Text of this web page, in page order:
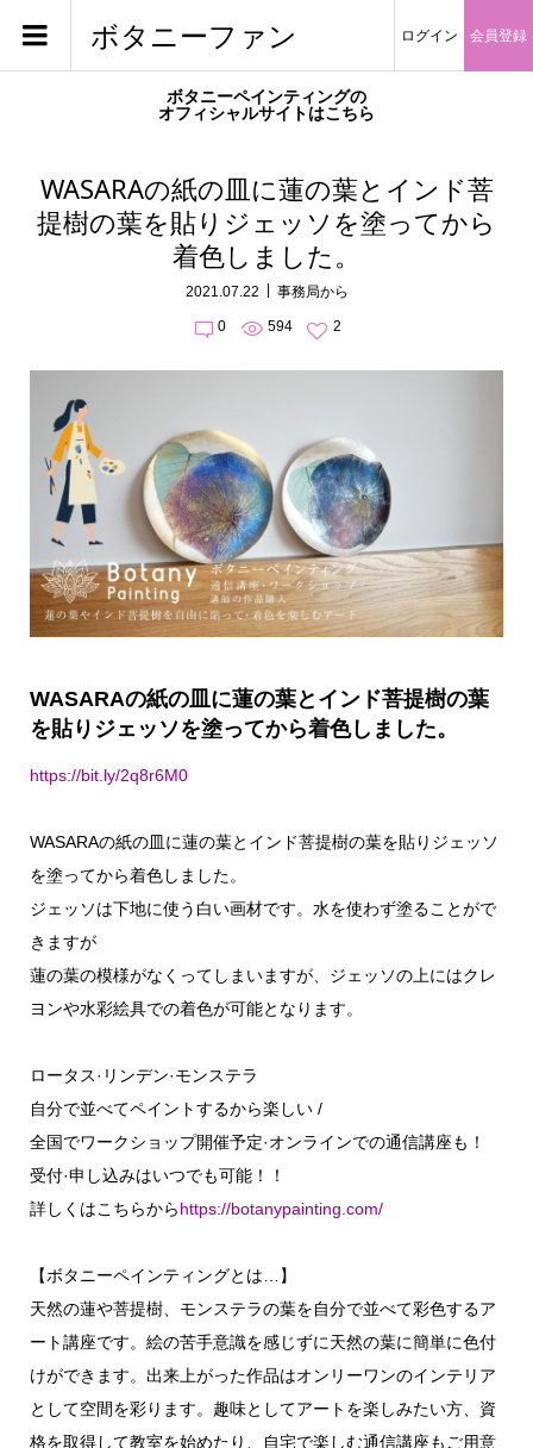
ボタニーファン ログイン 会員登録
ボタニーペインティングの
オフィシャルサイトはこちら
WASARAの紙の皿に蓮の葉とインド菩
提樹の葉を貼りジェッソを塗ってから
着色しました。
2021.07.22 事務局から
0 594 2
WASARAの紙の皿に蓮の葉とインド菩提樹の葉
を貼りジェッソを塗ってから着色しました。
https://bit.ly/2q8r6M0
WASARAの紙の皿に蓮の葉とインド菩提樹の葉を貼りジェッソ
を塗ってから着色しました。
ジェッソは下地に使う白い画材です。水を使わず塗ることがで
きますが
蓮の葉の模様がなくってしまいますが、ジェッソの上にはクレ
ヨンや水彩絵具での着色が可能となります。
ロータス·リンデン·モンステラ
自分で並べてペイントするから楽しい /
全国でワークショップ開催予定·オンラインでの通信講座も！
受付·申し込みはいつでも可能！！
詳しくはこちらからhttps://botanypainting.com/
【ボタニーペインティングとは…】
天然の蓮や菩提樹、モンステラの葉を自分で並べて彩色するア
ート講座です。絵の苦手意識を感じずに天然の葉に簡単に色付
けができます。出来上がった作品はオンリーワンのインテリア
として空間を彩ります。趣味としてアートを楽しみたい方、資
格を取得して教室を始めたり、自宅で楽しむ通信講座もご用意